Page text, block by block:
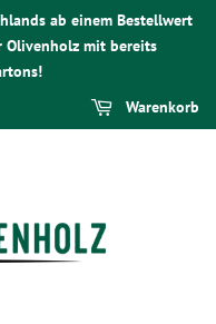
ab einem Bestellwert
Olivenholz mit bereits
Warenkorb